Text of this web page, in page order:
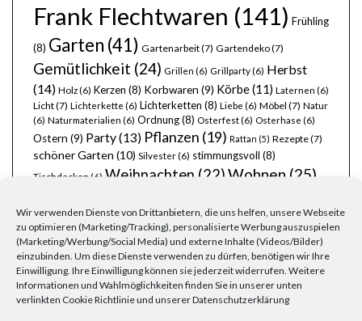
Wir verwenden Dienste von Drittanbietern, die uns helfen, unsere Webseite
zu optimieren (Marketing/Tracking), personalisierte Werbung auszuspielen
(Marketing/Werbung/Social Media) und externe Inhalte (Videos/Bilder)
einzubinden. Um diese Dienste verwenden zu dürfen, benötigen wir Ihre
Einwilligung. Ihre Einwilligung können sie jederzeit widerrufen. Weitere
Informationen und Wahlmöglichkeiten finden Sie in unserer unten
verlinkten Cookie Richtlinie und unserer Datenschutzerklärung
Frank Flechtwaren (141) Frühling
(8) Garten (41) Gartenarbeit(7) Gartendeko(7)
Gemütlichkeit (24) Grillen (6) Grillparty(6) Herbst
(14) Holz(6) Kerzen (8) Korbwaren (9) Körbe(11) Laternen (6)
Licht(7) Lichterkette (6) Lichterketten (8) Liebe (6) Möbel (7) Natur
(6) Naturmaterialien (6) Ordnung(8) Osterfest(6) Osterhase (6)
Ostern (9) Party(13) Pflanzen (19) Rattan (5) Rezepte(7)
schöner Garten (10) Silvester(6) stimmungsvoll (8)
Tischdecken (6) Weihnachten (22)Wohnen (25)